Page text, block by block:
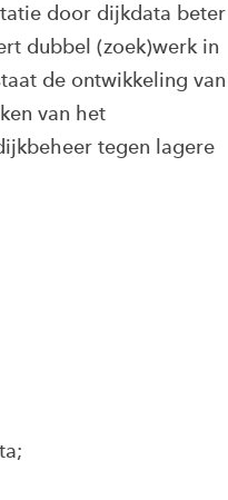
door dijkdata beter
dubbel (zoek)werk in
de ontwikkeling van
van het
tegen lagere